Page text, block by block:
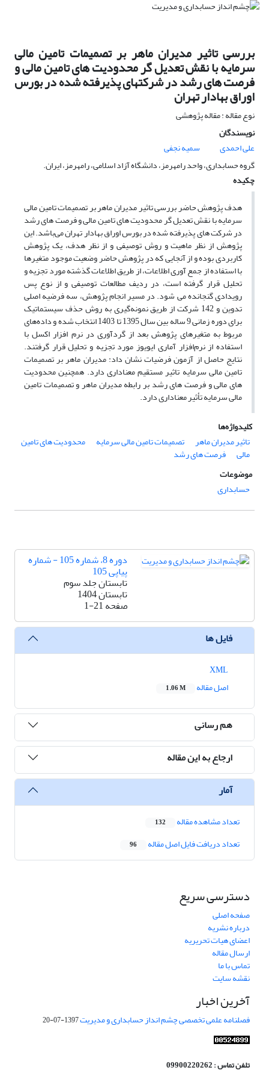
بررسی تاثیر مدیران ماهر بر تصمیمات تامین مالی
سرمایه با نقش تعدیل گر محدودیت های تامین مالی و
فرصت های رشد در شرکتهای پذیرفته شده در بورس
اوراق بهادار تهران
نوع مقاله : مقاله پژوهشی
نویسندگان
علی احمدی
سمیه نجفی
گروه حسابداری، واحد رامهرمز، دانشگاه آزاد اسلامی، رامهرمز، ایران.
چکیده
هدف پژوهش حاضر بررسی تاثیر مدیران ماهر بر تصمیمات تامین مالی
سرمایه با نقش تعدیل گر محدودیت های تامین مالی و فرصت های رشد
در شرکت های پذیرفته شده در بورس اوراق بهادار تهران می‌باشد. این
پژوهش از نظر ماهیت و روش توصیفی و از نظر هدف، یک پژوهش
کاربردی بوده و از آنجایی که در پژوهش حاضر وضعیت موجود متغیرها
با استفاده از جمع آوری اطلاعات، از طریق اطلاعات گذشته مورد تجزیه و
تحلیل قرار گرفته است، در ردیف مطالعات توصیفی و از نوع پس
رویدادی گنجانده می شود. در مسیر انجام پژوهش، سه فرضیه اصلی
تدوین و 142 شرکت از طریق نمونه‌گیری به روش حذف سیستماتیک
برای دوره زمانی 9 ساله بین سال 1395 تا 1403 انتخاب شده و داده‌های
مربوط به متغیرهای پژوهش بعد از گردآوری در نرم افزار اکسل با
استفاده از نرم‌افزار آماری ایویوز مورد تجزیه و تحلیل قرار گرفتند.
نتایج حاصل از آزمون فرضیات نشان داد: مدیران ماهر بر تصمیمات
تامین مالی سرمایه تاثیر مستقیم معناداری دارد. همچنین محدودیت
های مالی و فرصت های رشد بر رابطه مدیران ماهر و تصمیمات تامین
مالی سرمایه تأثیر معناداری دارد.
کلیدواژه‌ها
تاثیر مدیران ماهر
تصمیمات تامین مالی سرمایه محدودیت های تامین
مالی
فرصت های رشد
موضوعات
حسابداری
دوره 8، شماره 105 - شماره
پیاپی 105
تابستان جلد سوم
تابستان 1404
صفحه1-21
فایل ها
اصل مقاله
1.06 M
هم رسانی
ارجاع به این مقاله
آمار
تعداد مشاهده مقاله 132
تعداد دریافت فایل اصل مقاله 96
دسترسی سریع
صفحه اصلی
درباره نشریه
اعضای هیات تحریریه
ارسال مقاله
تماس با ما
نقشه سایت
آخرین اخبار
فصلنامه علمی تخصصی چشم انداز حسابداری و مدیریت1397-07-20
تلفن تماس : 09900220262